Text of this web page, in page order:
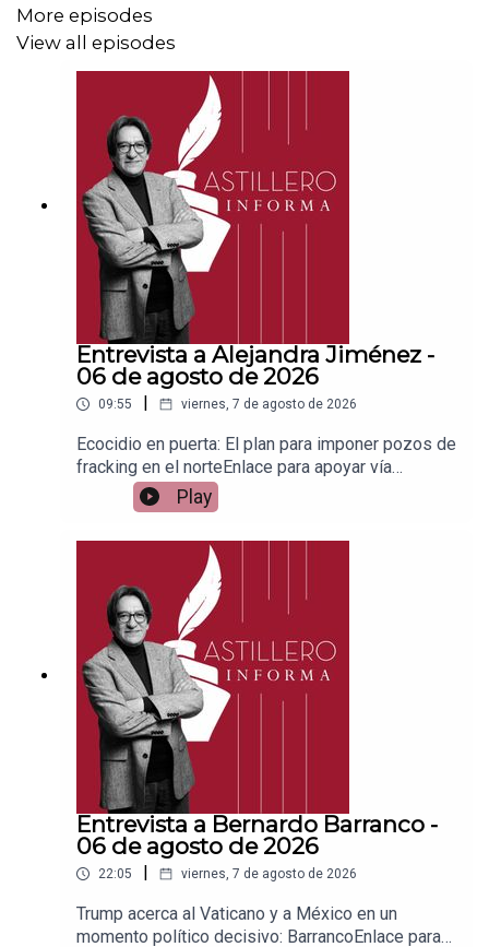
Tienda:
https://julioastillerotienda.com/
More episodes
View all episodes
Entrevista a Alejandra Jiménez -
06 de agosto de 2026
09:55 | viernes, 7 de agosto de 2026
Ecocidio en puerta: El plan para imponer pozos de
fracking en el norteEnlace para apoyar vía
Patreon:https://www.patreon.com/julioastilleroEnl
ace para hacer donaciones vía
PayPal:https://www.paypal.me/julioastilleroCuent
a para hacer transferencias a cuenta BBVA a
nombre de Julio Hernández López:
1539408017CLABE: 012 320 01539408017
2Tienda:https://julioastillerotienda.com/
Play
Entrevista a Bernardo Barranco -
06 de agosto de 2026
22:05 | viernes, 7 de agosto de 2026
Trump acerca al Vaticano y a México en un
momento político decisivo: BarrancoEnlace para